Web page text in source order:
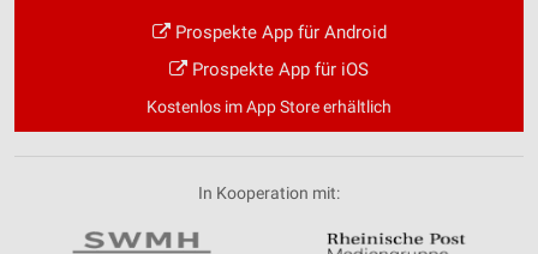
Prospekte App für Android
Prospekte App für iOS
Kostenlos im App Store erhältlich
In Kooperation mit: